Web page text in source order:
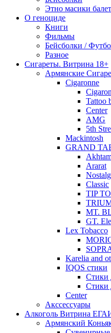
Этно масики
О геноциде
Книги
Фильмы
Бейсболки /
Разное
Сигареты. Витрина 18+
Армянские
Cigaronne
Tattoo
Center
AMG
5th
Mackintosh
GRAND
Ararat
Classic
TIP
MT.
GT.
Lex Tobacco
Karelia and
IQOS стики
Стики
Стики
Сenter
Акссессуары
Алкоголь Витрина
Армянский